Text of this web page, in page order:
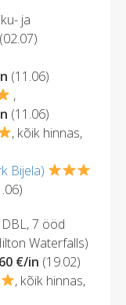
ja
(02.07)
(11.06)
,
(11.06)
, kõik hinnas,
Bijela)
7 ööd
Waterfalls)
€/in (19.02)
, kõik hinnas,